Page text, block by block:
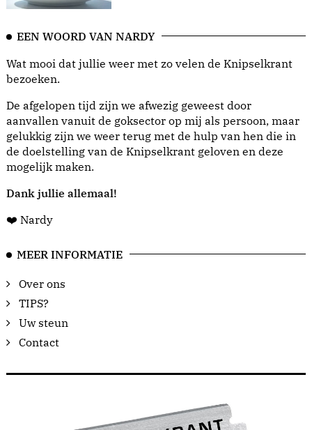
EEN WOORD VAN NARDY
Wat mooi dat jullie weer met zo velen de Knipselkrant
bezoeken.
De afgelopen tijd zijn we afwezig geweest door
aanvallen vanuit de goksector op mij als persoon, maar
gelukkig zijn we weer terug met de hulp van hen die in
de doelstelling van de Knipselkrant geloven en deze
mogelijk maken.
Dank jullie allemaal!
❤️ Nardy
MEER INFORMATIE
Over ons
TIPS?
Uw steun
Contact